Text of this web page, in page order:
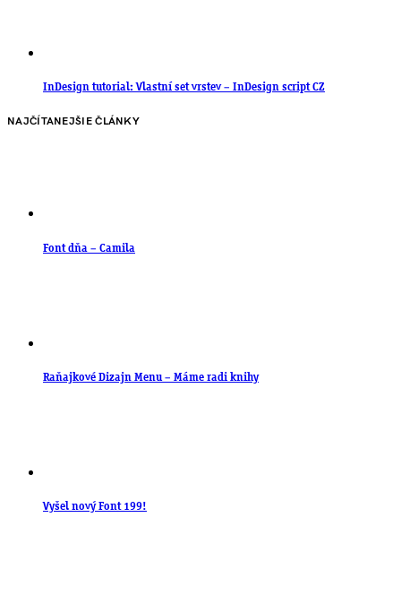
InDesign tutorial: Vlastní set vrstev – InDesign script CZ
NAJČÍTANEJŠIE ČLÁNKY
Font dňa – Camila
Raňajkové Dizajn Menu – Máme radi knihy
Vyšel nový Font 199!